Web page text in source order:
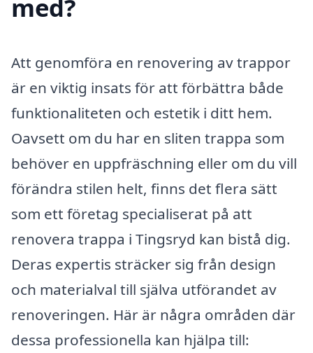
med?
Att genomföra en renovering av trappor
är en viktig insats för att förbättra både
funktionaliteten och estetik i ditt hem.
Oavsett om du har en sliten trappa som
behöver en uppfräschning eller om du vill
förändra stilen helt, finns det flera sätt
som ett företag specialiserat på att
renovera trappa i Tingsryd kan bistå dig.
Deras expertis sträcker sig från design
och materialval till själva utförandet av
renoveringen. Här är några områden där
dessa professionella kan hjälpa till: